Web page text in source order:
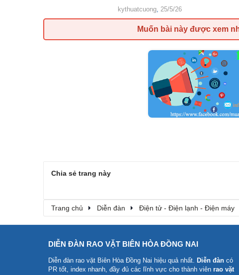
kythuatcuong, 25/5/26
Muốn bài này được xem
Chia sẻ trang này
Trang chủ Diễn đàn Điện tử - Điện lạnh - Điện máy
DIỄN ĐÀN RAO VẶT BIÊN HÒA ĐỒNG NAI
Diễn đàn rao vặt Biên Hòa Đồng Nai hiệu quả nhất. Diễn đàn có
PR tốt, index nhanh, đầy đủ các lĩnh vực cho thành viên rao vặt